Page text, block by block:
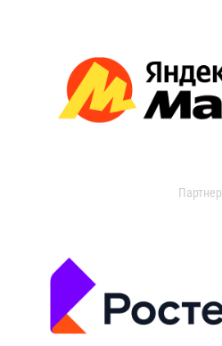
Партнер